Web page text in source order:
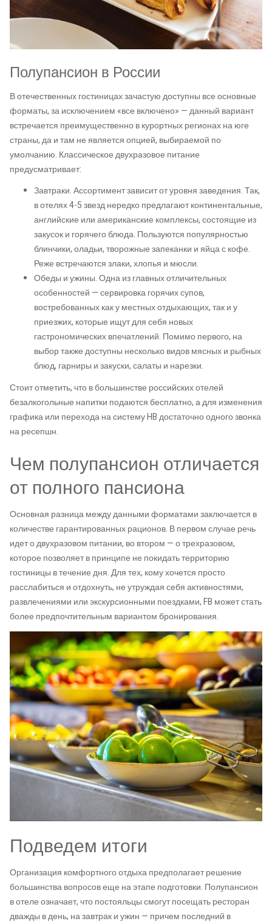
Полупансион в России
В отечественных гостиницах зачастую доступны все основные
форматы, за исключением «все включено» — данный вариант
встречается преимущественно в курортных регионах на юге
страны, да и там не является опцией, выбираемой по
умолчанию. Классическое двухразовое питание
предусматривает:
Завтраки. Ассортимент зависит от уровня заведения. Так,
в отелях 4-5 звезд нередко предлагают континентальные,
английские или американские комплексы, состоящие из
закусок и горячего блюда. Пользуются популярностью
блинчики, оладьи, творожные запеканки и яйца с кофе.
Реже встречаются злаки, хлопья и мюсли.
Обеды и ужины. Одна из главных отличительных
особенностей — сервировка горячих супов,
востребованных как у местных отдыхающих, так и у
приезжих, которые ищут для себя новых
гастрономических впечатлений. Помимо первого, на
выбор также доступны несколько видов мясных и рыбных
блюд, гарниры и закуски, салаты и нарезки.
Стоит отметить, что в большинстве российских отелей
безалкогольные напитки подаются бесплатно, а для изменения
графика или перехода на систему HB достаточно одного звонка
на ресепшн.
Чем полупансион отличается
от полного пансиона
Основная разница между данными форматами заключается в
количестве гарантированных рационов. В первом случае речь
идет о двухразовом питании, во втором — о трехразовом,
которое позволяет в принципе не покидать территорию
гостиницы в течение дня. Для тех, кому хочется просто
расслабиться и отдохнуть, не утруждая себя активностями,
развлечениями или экскурсионными поездками, FB может стать
более предпочтительным вариантом бронирования.
Подведем итоги
Организация комфортного отдыха предполагает решение
большинства вопросов еще на этапе подготовки. Полупансион
в отеле означает, что постояльцы смогут посещать ресторан
дважды в день, на завтрак и ужин — причем последний в